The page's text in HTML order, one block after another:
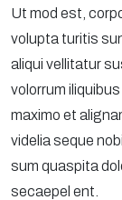
Ut mod est,
volupta turitis
aliqui vellitatur
volorrum
maximo et
videlia seque
sum quaspita
secaepel ent.